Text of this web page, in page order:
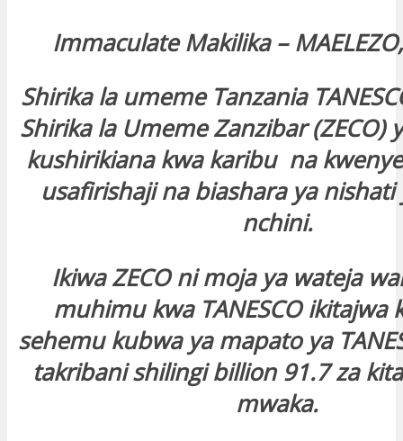
Immaculate Makilika –
Shirika la umeme Tanzania
Shirika la Umeme Zanzibar (ZECO)
kushirikiana kwa karibu na
usafirishaji na biashara ya
nchini.
Ikiwa ZECO ni moja ya wateja
muhimu kwa TANESCO ikitajwa
sehemu kubwa ya mapato ya
takribani shilingi billion 91.7 za
mwaka.